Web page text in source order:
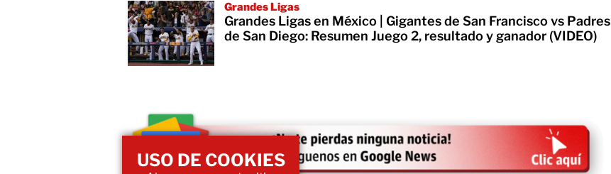
Grandes Ligas
Grandes Ligas en México | Gigantes de San Francisco vs Padres
de San Diego: Resumen Juego 2, resultado y ganador (VIDEO)
USO DE COOKIES